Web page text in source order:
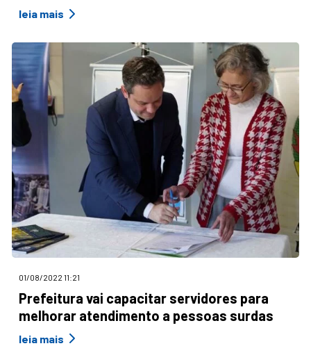
leia mais
01/08/2022 11:21
Prefeitura vai capacitar servidores para
melhorar atendimento a pessoas surdas
leia mais